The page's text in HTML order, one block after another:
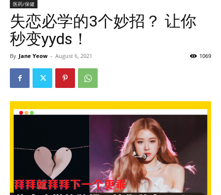
医药/保健
失恋必学的3个妙招？ 让你
秒变yyds！
By Jane Yeow - August 6, 2021 1069